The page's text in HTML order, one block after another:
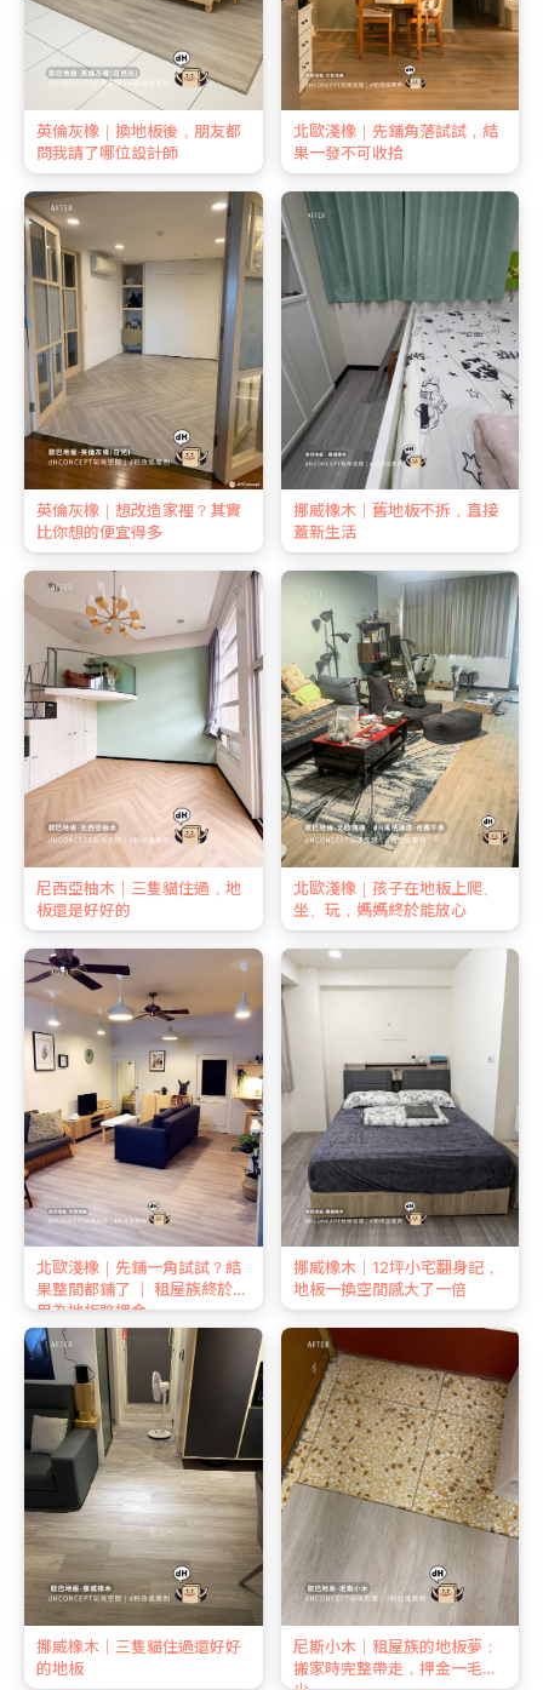
英倫灰橡｜換地板後，朋友都
問我請了哪位設計師
北歐淺橡｜先鋪角落試試，結
果一發不可收拾
英倫灰橡｜想改造家裡？其實
比你想的便宜得多
挪威橡木｜舊地板不拆，直接
蓋新生活
尼西亞柚木｜三隻貓住過，地
板還是好好的
北歐淺橡｜孩子在地板上爬、
坐、玩，媽媽終於能放心
北歐淺橡｜先鋪一角試試？結
果整間都鋪了 ｜ 租屋族終於不
用為地板賠押金
挪威橡木｜12坪小宅翻身記，
地板一換空間感大了一倍
挪威橡木｜三隻貓住過還好好
的地板
尼斯小木｜租屋族的地板夢：
搬家時完整帶走，押金一毛不